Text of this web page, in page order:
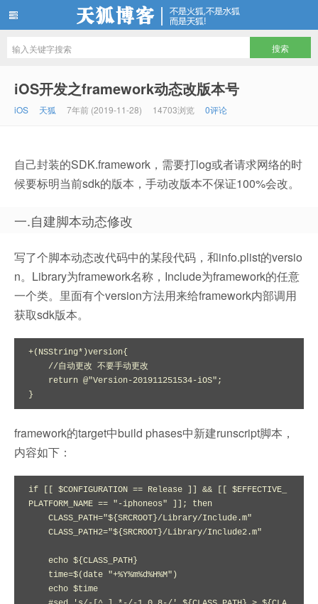
iOS开发之framework动态改版本号
iOS 天狐 7年前 (2019-11-28) 14703浏览 0评论
自己封装的SDK.framework，需要打log或者请求网络的时
候要标明当前sdk的版本，手动改版本不保证100%会改。
一.自建脚本动态修改
写了个脚本动态改代码中的某段代码，和info.plist的versio
n。Library为framework名称，Include为framework的任意
一个类。里面有个version方法用来给framework内部调用
获取sdk版本。
+(NSString*)version{
}
framework的target中build phases中新建runscript脚本，
内容如下：
if [[ $CONFIGURATION == Release ]] && [[ $EFFECTIVE_
PLATFORM_NAME == "-iphoneos" ]]; then